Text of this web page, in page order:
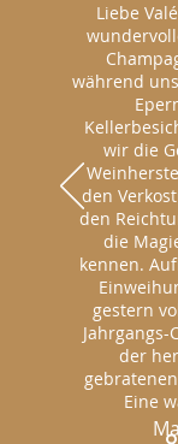
Liebe
während
wir die
den
den
die
kennen.
gestern
Jahrgangs-
der
Eine